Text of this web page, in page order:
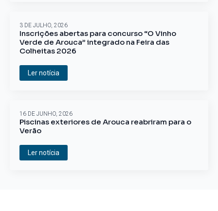
Inscrições abertas para concurso “O Vinho
Verde de Arouca” integrado na Feira das
Colheitas 2026
3 DE JULHO, 2026
Ler notícia
Piscinas exteriores de Arouca reabriram para o
Verão
16 DE JUNHO, 2026
Ler notícia